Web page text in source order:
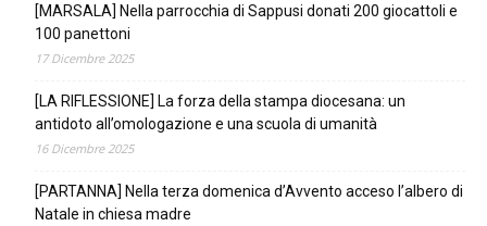
[MARSALA] Nella parrocchia di Sappusi donati 200 giocattoli e
100 panettoni
17 Dicembre 2025
[LA RIFLESSIONE] La forza della stampa diocesana: un
antidoto all’omologazione e una scuola di umanità
16 Dicembre 2025
[PARTANNA] Nella terza domenica d’Avvento acceso l’albero di
Natale in chiesa madre